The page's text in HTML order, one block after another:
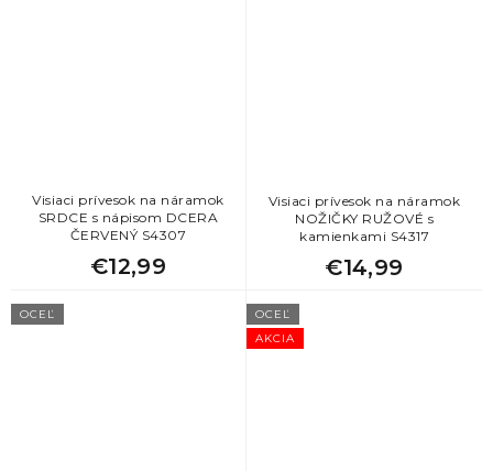
Visiaci prívesok na náramok
SRDCE s nápisom DCERA
ČERVENÝ S4307
€12,99
Visiaci prívesok na náramok
NOŽIČKY RUŽOVÉ s
kamienkami S4317
€14,99
OCEĽ
AKCIA
OCEĽ